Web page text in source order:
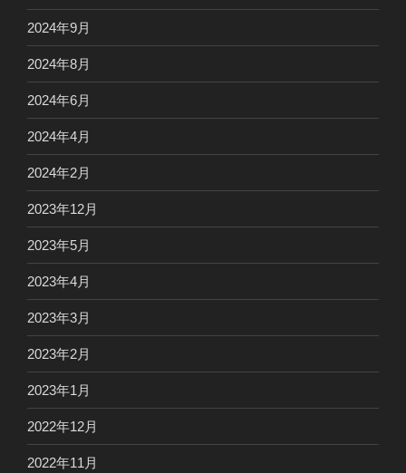
2024年9月
2024年8月
2024年6月
2024年4月
2024年2月
2023年12月
2023年5月
2023年4月
2023年3月
2023年2月
2023年1月
2022年12月
2022年11月